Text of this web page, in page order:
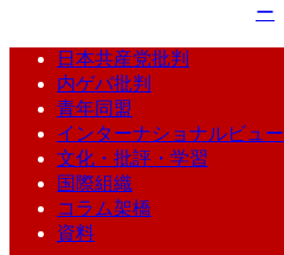
ー
日本共産党批判
内ゲバ批判
青年同盟
インターナショナルビュー
文化・批評・学習
国際組織
コラム架橋
資料